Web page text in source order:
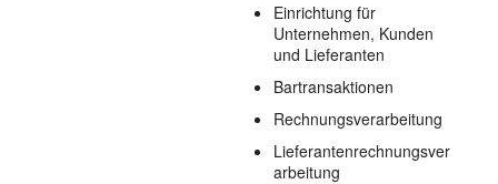
Einrichtung für
Unternehmen, Kunden
und Lieferanten
Bartransaktionen
Rechnungsverarbeitung
Lieferantenrechnungsver
arbeitung